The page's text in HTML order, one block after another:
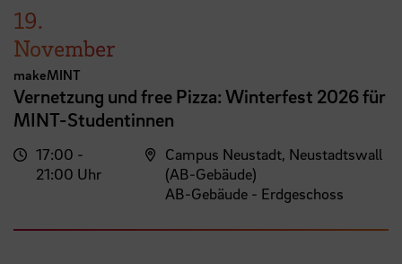
19.
November
makeMINT
Vernetzung und free Pizza: Winterfest 2026 für
MINT-Studentinnen
17:00 -
21:00 Uhr
Campus Neustadt, Neustadtswall
(AB-Gebäude)
AB-Gebäude - Erdgeschoss